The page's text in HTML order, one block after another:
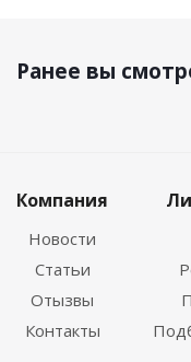
Ранее вы
Компания
Новости
Статьи
Отызвы
Контакты